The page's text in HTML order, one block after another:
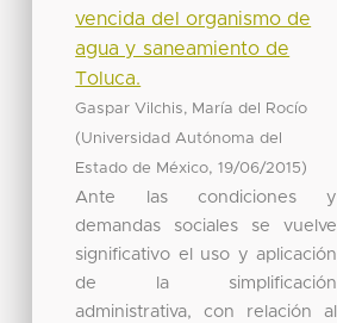
vencida del organismo de
agua y saneamiento de
Toluca.
Gaspar Vilchis, María del Rocío
(Universidad Autónoma del
Estado de México,19/06/2015)
Ante las condiciones y
demandas sociales se vuelve
significativo el uso y aplicación
de la simplificación
administrativa, con relación al